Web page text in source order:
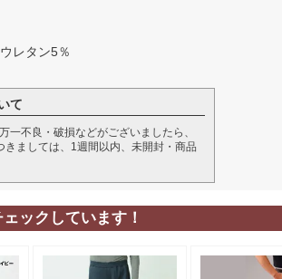
レタン5％
て
不良・破損などがございましたら、
ましては、1週間以内、未開封・商品
ックしています！